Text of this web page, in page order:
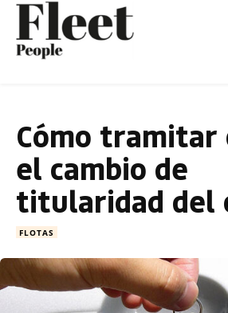
Cómo tramitar
el cambio de
titularidad del
FLOTAS